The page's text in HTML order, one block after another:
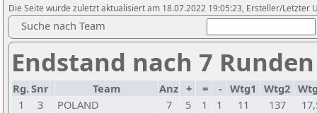
Die Seite wurde zuletzt aktualisiert am 18.07.2022 19:05:23, Ersteller/Letzter
Suche nach Team
Endstand nach 7 Runden
Rg.Snr Team Anz + = - Wtg1 Wtg2
1
3 POLAND 7 5 1 1 11 137